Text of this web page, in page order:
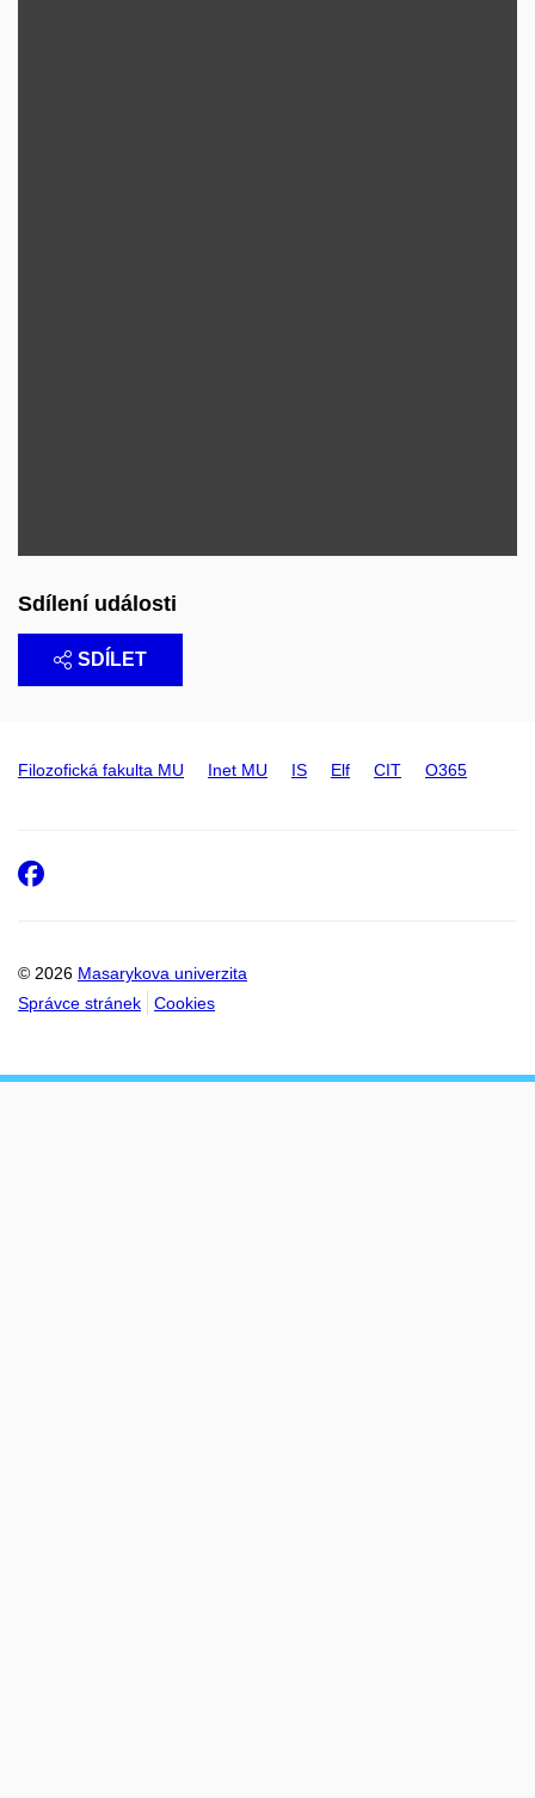
Sdílení události
SDÍLET
Filozofická fakulta MU Inet MU IS Elf CIT O365
© 2026 Masarykova univerzita
Správce stránek
Cookies
Facebook